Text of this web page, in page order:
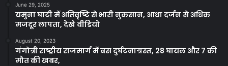
June 29, 2025
यमुना घाटी में अतिवृष्टि से भारी नुकसान, आधा दर्जन से अधिक
मजदूर लापता, देखे वीडियो
August 20, 2023
गंगोत्री राष्ट्रीय राजमार्ग में बस दुर्घटनाग्रस्त, 28 घायल और 7 की
मौत की खबर,